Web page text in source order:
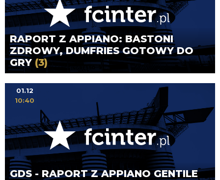
RAPORT Z APPIANO: BASTONI
ZDROWY, DUMFRIES GOTOWY DO
GRY (3)
GDS - RAPORT Z APPIANO GENTILE
01.12
10:40